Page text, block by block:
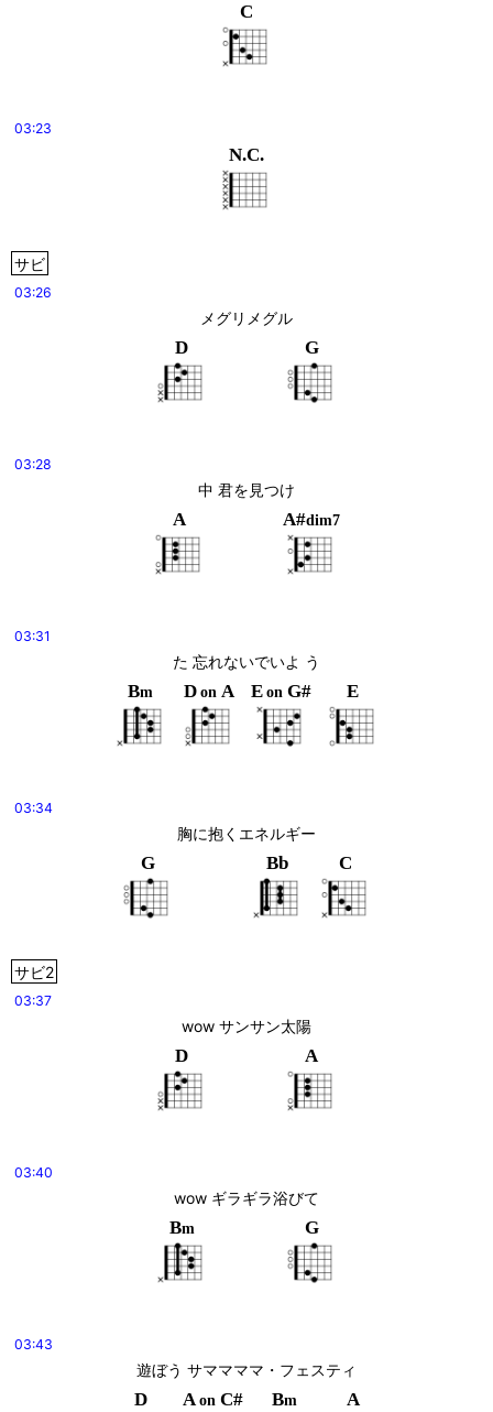
C
03:23
N.C.
サビ
03:26
メグリメグル
D G
03:28
中 君を見つけ
A A#dim7
03:31
た 忘れないでいよ う
Bm D on A E on G# E
03:34
胸に抱くエネルギー
G Bb C
サビ2
03:37
wow サンサン太陽
D A
03:40
wow ギラギラ浴びて
Bm G
03:43
遊ぼう サママママ・フェスティ
D A on C# Bm A